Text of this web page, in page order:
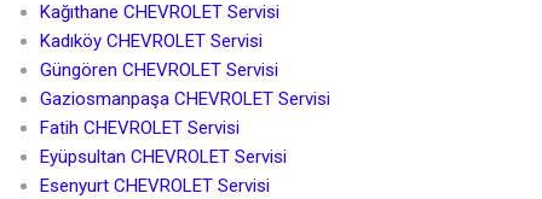
Kağıthane CHEVROLET Servisi
Kadıköy CHEVROLET Servisi
Güngören CHEVROLET Servisi
Gaziosmanpaşa CHEVROLET Servisi
Fatih CHEVROLET Servisi
Eyüpsultan CHEVROLET Servisi
Esenyurt CHEVROLET Servisi